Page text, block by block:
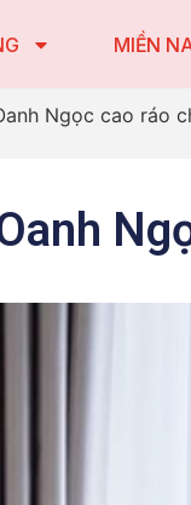
MIỀN
Ngọc cao ráo